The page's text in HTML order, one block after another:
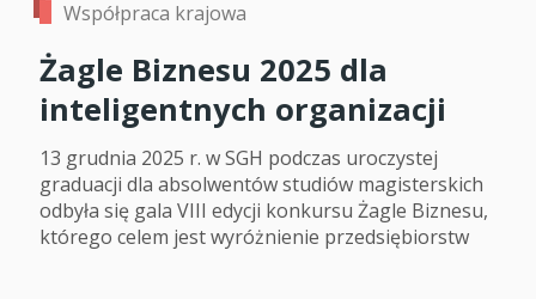
Współpraca krajowa
Żagle Biznesu 2025 dla
inteligentnych organizacji
13 grudnia 2025 r. w SGH podczas uroczystej
graduacji dla absolwentów studiów magisterskich
odbyła się gala VIII edycji konkursu Żagle Biznesu,
którego celem jest wyróżnienie przedsiębiorstw